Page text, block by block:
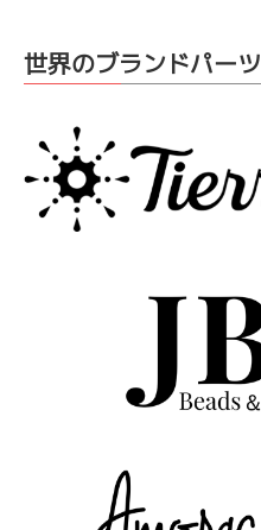
世界のブランドパーツ